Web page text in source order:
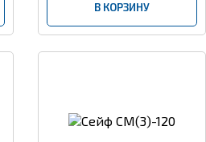
В КОРЗИНУ